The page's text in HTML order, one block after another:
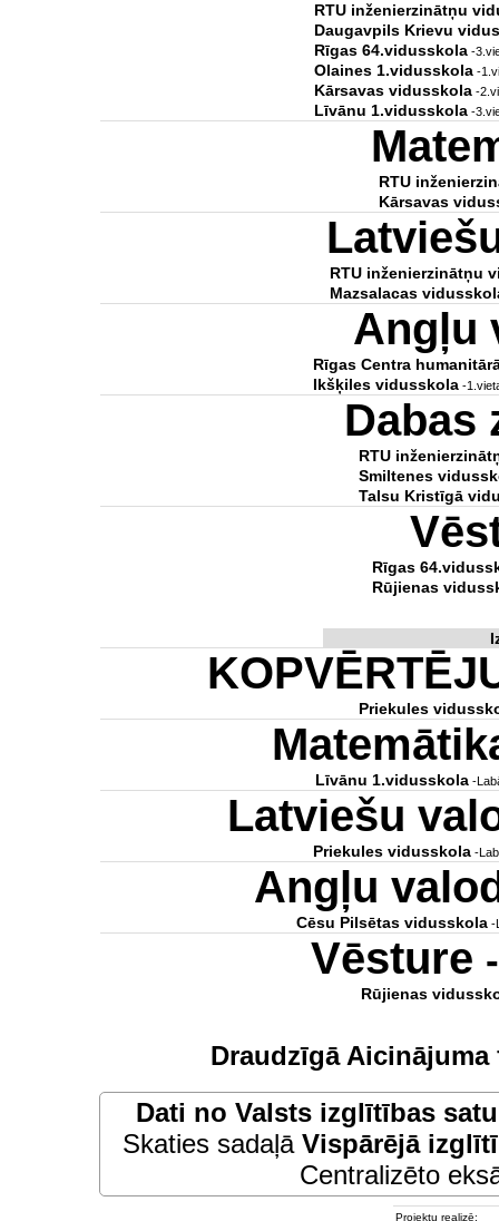
RTU inženierzinātņu
Daugavpils Krievu
Rīgas 64.vidusskola -
Olaines 1.vidusskola -
Kārsavas vidusskola -
Līvānu 1.vidusskola -
RTU
Kārsavas
RTU inženierzinātņu
Mazsalacas
Angļu
Rīgas Centra
Ikšķiles vidusskola-
Dabas
RTU
Smiltenes
Talsu Kristīgā
Rīgas
Rūjienas
Priekules
Līvānu 1.vidusskola-
Latviešu
Priekules vidusskola-
Angļu
Cēsu Pilsētas vidusskola-
Vēsture
Rūjienas
Draudzīgā
Dati no Valsts izglītības
Skaties sadaļā Vispārējā
Centralizēto
Projektu realizē: